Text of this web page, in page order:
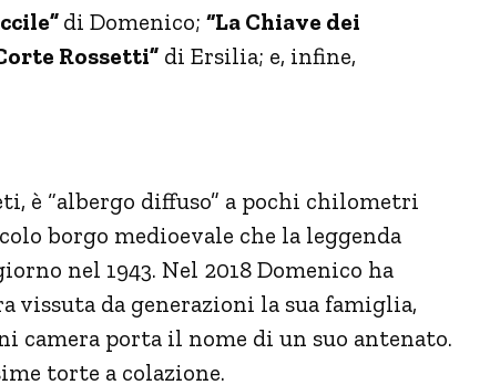
di Domenico; “La Chiave dei
Rossetti” di Ersilia; e, infine,
è “albergo diffuso” a pochi chilometri
borgo medioevale che la leggenda
nel 1943. Nel 2018 Domenico ha
da generazioni la sua famiglia,
camera porta il nome di un suo antenato.
torte a colazione.